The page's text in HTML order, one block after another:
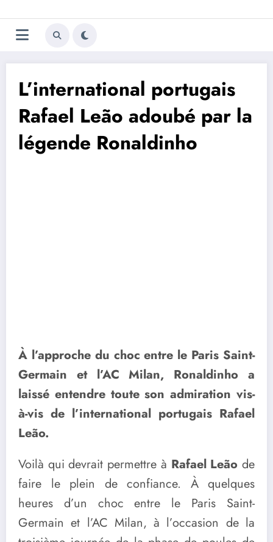
au
contenu
Trivela
L'actualité du football
L’international portugais
Rafael Leão adoubé par la
légende Ronaldinho
À l’approche du choc entre le Paris Saint-
Germain et l’AC Milan, Ronaldinho a
laissé entendre toute son admiration vis-
à-vis de l’international portugais Rafael
Leão.
Voilà qui devrait permettre à Rafael Leão de
faire le plein de confiance. À quelques
heures d’un choc entre le Paris Saint-
Germain et l’AC Milan, à l’occasion de la